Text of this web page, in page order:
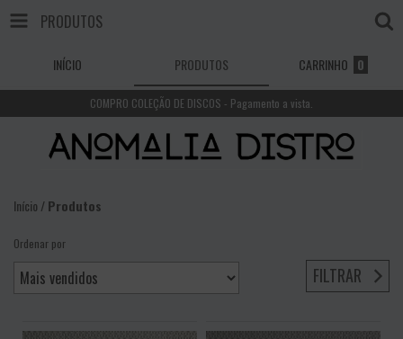
PRODUTOS
INÍCIO PRODUTOS CARRINHO 0
COMPRO COLEÇÃO DE DISCOS - Pagamento a vista.
Início /Produtos
Ordenar por
FILTRAR